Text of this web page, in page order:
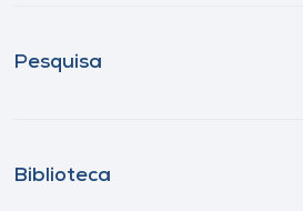
Pesquisa
Biblioteca